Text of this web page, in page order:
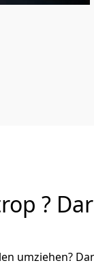
?
umziehen?